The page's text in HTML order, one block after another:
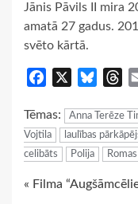
Jānis Pāvils II mira
amatā 27 gadus.
svēto kārtā.
Facebook
Tēmas: Anna Terēze
Vojtila
laulības
celibāts
Polija
Continue
« Filma